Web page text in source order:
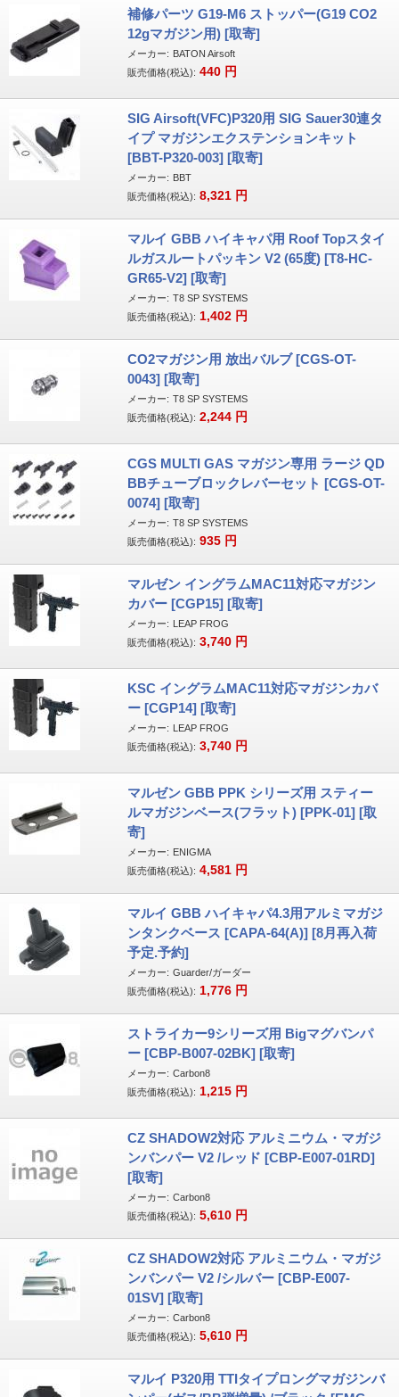
補修パーツ G19-M6 ストッパー(G19 CO2
12gマガジン用) [取寄]
メーカー: BATON Airsoft
販売価格(税込): 440 円
SIG Airsoft(VFC)P320用 SIG Sauer30連タ
イプ マガジンエクステンションキット
[BBT-P320-003] [取寄]
メーカー: BBT
販売価格(税込): 8,321 円
マルイ GBB ハイキャパ用 Roof Topスタイ
ルガスルートパッキン V2 (65度) [T8-HC-
GR65-V2] [取寄]
メーカー: T8 SP SYSTEMS
販売価格(税込): 1,402 円
CO2マガジン用 放出バルブ [CGS-OT-
0043] [取寄]
メーカー: T8 SP SYSTEMS
販売価格(税込): 2,244 円
CGS MULTI GAS マガジン専用 ラージ QD
BBチューブロックレバーセット [CGS-OT-
0074] [取寄]
メーカー: T8 SP SYSTEMS
販売価格(税込): 935 円
マルゼン イングラムMAC11対応マガジン
カバー [CGP15] [取寄]
メーカー: LEAP FROG
販売価格(税込): 3,740 円
KSC イングラムMAC11対応マガジンカバ
ー [CGP14] [取寄]
メーカー: LEAP FROG
販売価格(税込): 3,740 円
マルゼン GBB PPK シリーズ用 スティー
ルマガジンベース(フラット) [PPK-01] [取
寄]
メーカー: ENIGMA
販売価格(税込): 4,581 円
マルイ GBB ハイキャパ4.3用アルミマガジ
ンタンクベース [CAPA-64(A)] [8月再入荷
予定.予約]
メーカー: Guarder/ガーダー
販売価格(税込): 1,776 円
ストライカー9シリーズ用 Bigマグバンパ
ー [CBP-B007-02BK] [取寄]
メーカー: Carbon8
販売価格(税込): 1,215 円
CZ SHADOW2対応 アルミニウム・マガジ
ンバンパー V2 /レッド [CBP-E007-01RD]
[取寄]
メーカー: Carbon8
販売価格(税込): 5,610 円
CZ SHADOW2対応 アルミニウム・マガジ
ンバンパー V2 /シルバー [CBP-E007-
01SV] [取寄]
メーカー: Carbon8
販売価格(税込): 5,610 円
マルイ P320用 TTIタイプロングマガジンバ